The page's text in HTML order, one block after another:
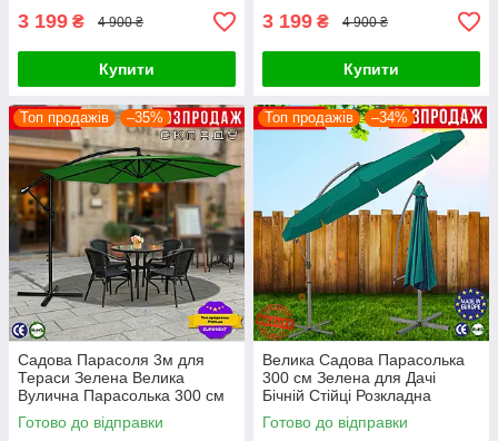
3 199 ₴ 4 900 ₴
Купити
3 199 ₴ 4 900 ₴
Купити
Топ продажів –35%
Садова Парасоля 3м для
Тераси Зелена Велика
Вулична Парасолька 300 см
для Дачі та Саду Розкладна
4Points Sunny
Готово до відправки
Топ продажів –34%
Велика Садова Парасолька
300 см Зелена для Дачі
Бічній Стійці Розкладна
Вулична Парасолька 3 м з
Нахилом Funfit Garden Green
Готово до відправки